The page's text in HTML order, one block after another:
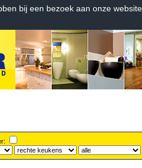
bij een bezoek aan onze